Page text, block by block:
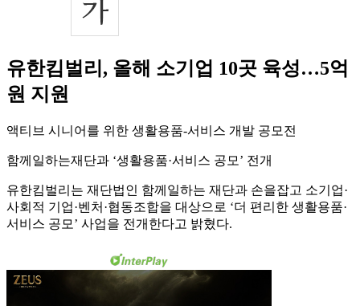
유한킴벌리, 올해 소기업 10곳 육성…5억
원 지원
액티브 시니어를 위한 생활용품-서비스 개발 공모전
함께일하는재단과 ‘생활용품·서비스 공모’ 전개
유한킴벌리는 재단법인 함께일하는 재단과 손을잡고 소기업·
사회적 기업·벤처·협동조합을 대상으로 ‘더 편리한 생활용품·
서비스 공모’ 사업을 전개한다고 밝혔다.